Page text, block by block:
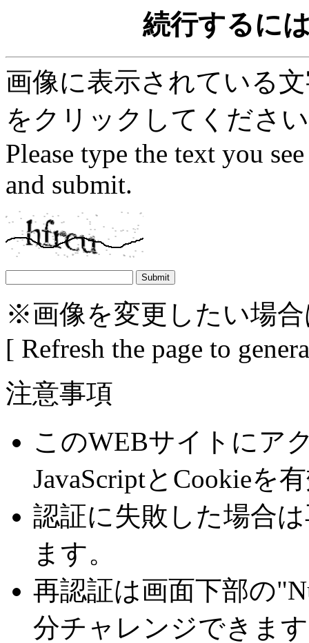
続行するに
画像に表示されている
をクリックしてくださ
Please type the text you
and submit.
※画像を変更したい場
[ Refresh the page to
注意事項
このWEBサイトにア
JavaScriptとCookieを
認証に失敗した場合
ます。
再認証は画面下部の
分チャレンジできま